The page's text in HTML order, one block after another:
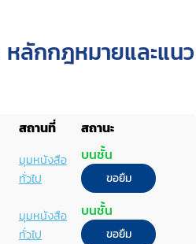
สถานที่
สถานะ
มุมหนังสือ
ทั่วไป
บนชั้น
ขอยืม
มุมหนังสือ
ทั่วไป
บนชั้น
ขอยืม